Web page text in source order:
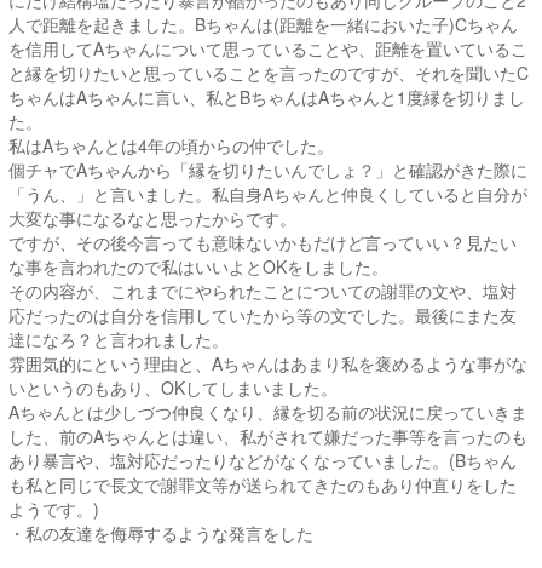
人で距離を起きました。Bちゃんは(距離を一緒においた子)Cちゃん
を信用してAちゃんについて思っていることや、距離を置いているこ
と縁を切りたいと思っていることを言ったのですが、それを聞いたC
ちゃんはAちゃんに言い、私とBちゃんはAちゃんと1度縁を切りまし
た。
私はAちゃんとは4年の頃からの仲でした。
個チャでAちゃんから「縁を切りたいんでしょ？」と確認がきた際に
「うん、」と言いました。私自身Aちゃんと仲良くしていると自分が
大変な事になるなと思ったからです。
ですが、その後今言っても意味ないかもだけど言っていい？見たい
な事を言われたので私はいいよとOKをしました。
その内容が、これまでにやられたことについての謝罪の文や、塩対
応だったのは自分を信用していたから等の文でした。最後にまた友
達になろ？と言われました。
雰囲気的にという理由と、Aちゃんはあまり私を褒めるような事がな
いというのもあり、OKしてしまいました。
Aちゃんとは少しづつ仲良くなり、縁を切る前の状況に戻っていきま
した、前のAちゃんとは違い、私がされて嫌だった事等を言ったのも
あり暴言や、塩対応だったりなどがなくなっていました。(Bちゃん
も私と同じで長文で謝罪文等が送られてきたのもあり仲直りをした
ようです。)
・私の友達を侮辱するような発言をした